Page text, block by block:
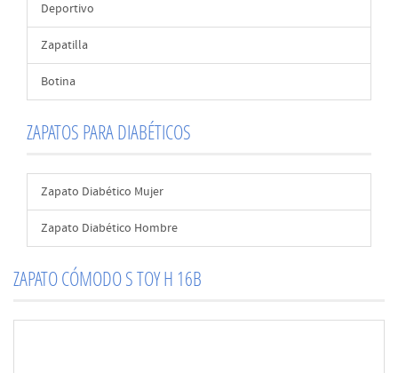
Deportivo
Zapatilla
Botina
ZAPATOS PARA DIABÉTICOS
Zapato Diabético Mujer
Zapato Diabético Hombre
ZAPATO CÓMODO S TOY H 16B